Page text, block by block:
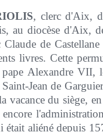
, clerc d'Aix,
au diocèse d'Aix,
Claude de
livres. Cette
Alexandre VII,
Jean de
vacance du siège,
aliéné depuis